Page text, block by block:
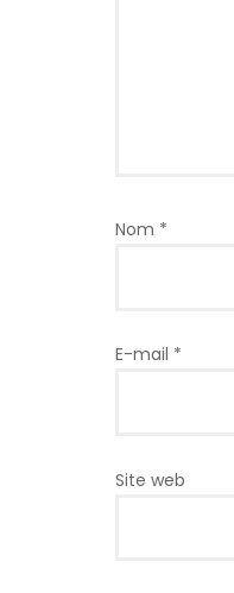
Nom *
E-mail *
Site web